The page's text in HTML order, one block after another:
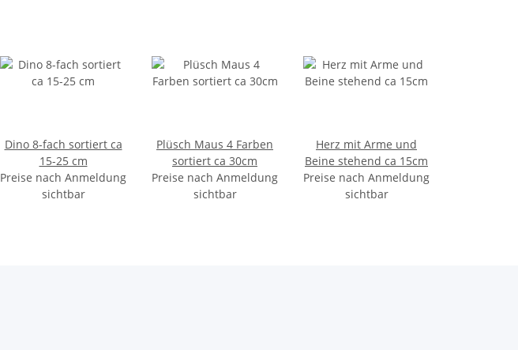
Dino 8-fach sortiert ca
15-25 cm
Preise nach Anmeldung
sichtbar
Plüsch Maus 4 Farben
sortiert ca 30cm
Preise nach Anmeldung
sichtbar
Herz mit Arme und
Beine stehend ca 15cm
Preise nach Anmeldung
sichtbar